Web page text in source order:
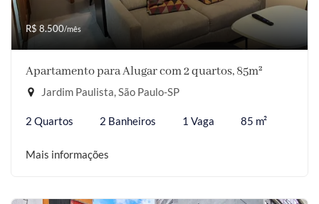
R$ 8.500/mês
Apartamento para Alugar com 2 quartos, 85m²
Jardim Paulista, São Paulo-SP
2 Quartos 2 Banheiros 1 Vaga 85 m²
Mais informações